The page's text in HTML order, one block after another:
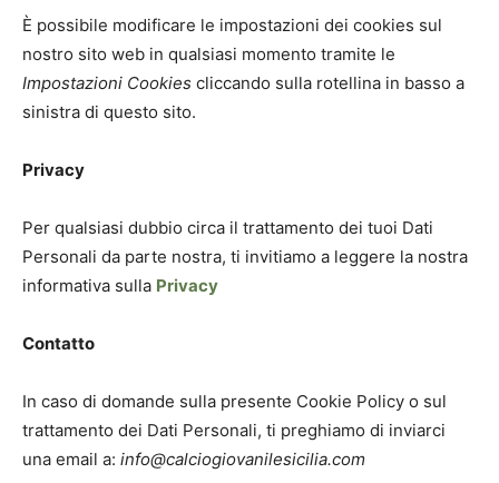
È possibile modificare le impostazioni dei cookies sul
nostro sito web in qualsiasi momento tramite le
Impostazioni Cookies cliccando sulla rotellina in basso a
sinistra di questo sito.
Privacy
Per qualsiasi dubbio circa il trattamento dei tuoi Dati
Personali da parte nostra, ti invitiamo a leggere la nostra
informativa sulla Privacy
Contatto
In caso di domande sulla presente Cookie Policy o sul
trattamento dei Dati Personali, ti preghiamo di inviarci
una email a: info@calciogiovanilesicilia.com